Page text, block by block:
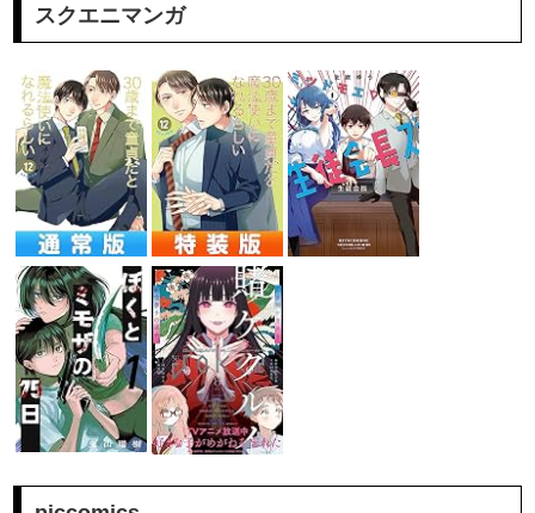
スクエニマンガ